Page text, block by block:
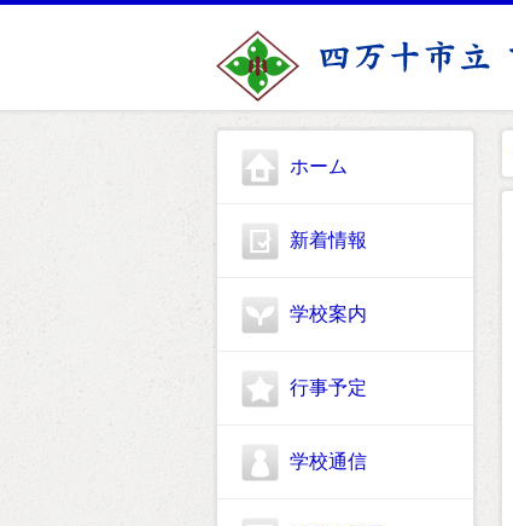
ホーム
新着情報
学校案内
行事予定
学校通信